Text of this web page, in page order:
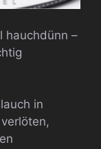
hauchdünn –
in